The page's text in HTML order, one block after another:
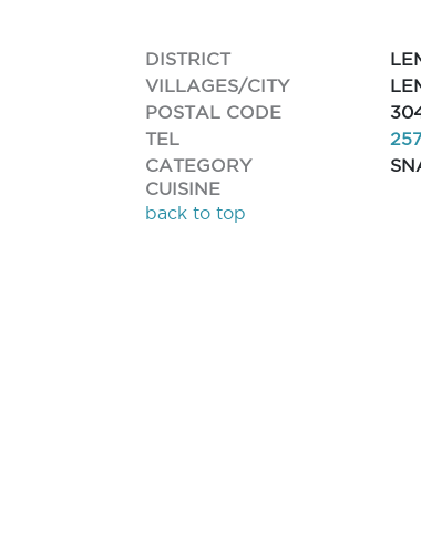
DISTRICT
VILLAGES/CITY
POSTAL CODE
TEL
CATEGORY
CUISINE
back to top